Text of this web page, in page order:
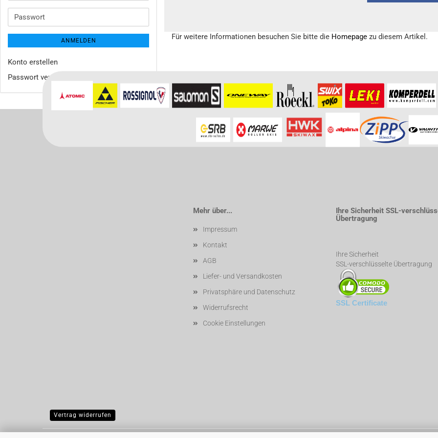
Für weitere Informationen besuchen Sie bitte die Homepage zu diesem Artikel.
Passwort
ANMELDEN
Konto erstellen
Passwort vergessen?
Mehr über...
Impressum
Kontakt
AGB
Liefer- und Versandkosten
Privatsphäre und Datenschutz
Widerrufsrecht
Cookie Einstellungen
Ihre Sicherheit SSL-
Übertragung
Ihre Sicherheit
SSL-verschlüsselte Übertragung
SSL Certificate
Vertrag widerrufen